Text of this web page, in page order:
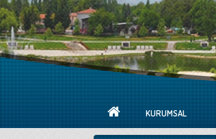
KURUMSAL